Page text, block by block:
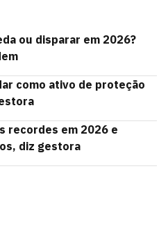
ou disparar em 2026?
como ativo de proteção
recordes em 2026 e
diz gestora